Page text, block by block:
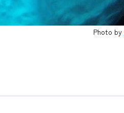
Photo by